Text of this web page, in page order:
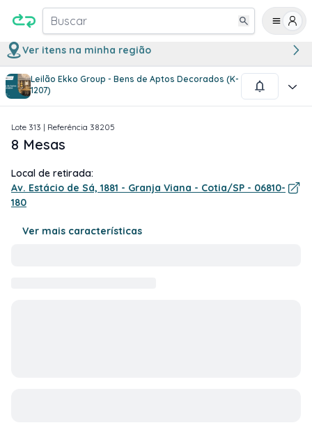
Buscar
Ver itens na minha região
Leilão Ekko Group - Bens de Aptos Decorados (K-
1207)
1/2
Lote 313 | Referência 38205
8 Mesas
Local de retirada:
Av. Estácio de Sá, 1881 - Granja Viana - Cotia/SP - 06810-
180
Ver mais características